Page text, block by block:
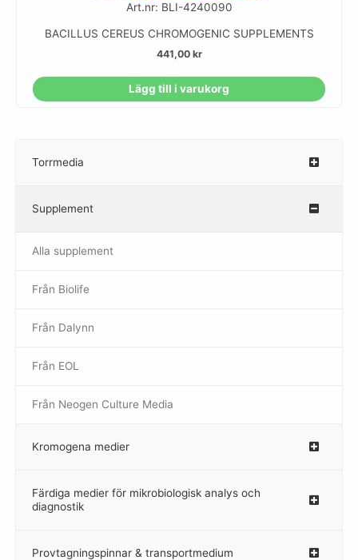
Art.nr: BLI-4240090
BACILLUS CEREUS CHROMOGENIC SUPPLEMENTS
441,00 kr
Lägg till i varukorg
Torrmedia
–
Supplement
–
Alla supplement
Från Biolife
–
Från Dalynn
–
Från EOL
–
Från Neogen Culture Media
–
Kromogena medier
–
Färdiga medier för mikrobiologisk analys och
diagnostik
Provtagningspinnar & transportmedium
–